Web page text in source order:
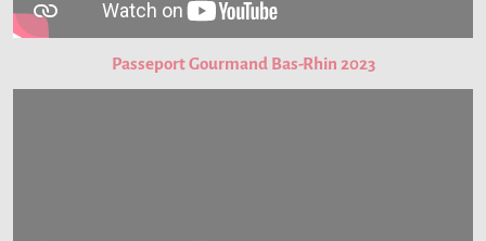
Passeport Gourmand Bas-Rhin 2023